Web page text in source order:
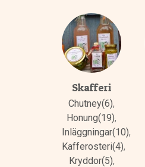
Skafferi
Chutney(6),
Honung(19),
Inläggningar(10),
Kafferosteri(4),
Kryddor(5),